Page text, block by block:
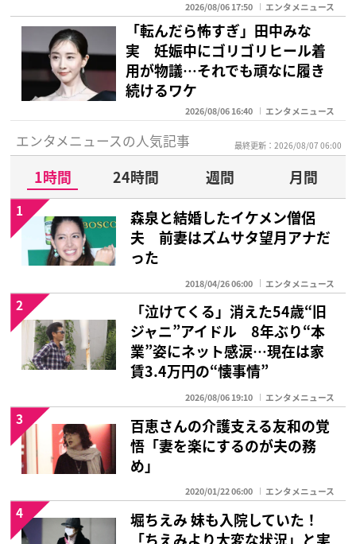
2026/08/06 17:50 エンタメニュース
「転んだら怖すぎ」田中みな
実 妊娠中にゴリゴリヒール着
用が物議…それでも頑なに履き
続けるワケ
2026/08/06 16:40 エンタメニュース
エンタメニュースの人気記事 最終更新：2026/08/07 06:00
1時間 24時間 週間
月間
森泉と結婚したイケメン僧侶
夫 前妻はズムサタ望月アナだ
った
2018/04/26 06:00 エンタメニュース
1
「泣けてくる」消えた54歳“旧
ジャニ”アイドル 8年ぶり“本
業”姿にネット感涙…現在は家
賃3.4万円の“懐事情”
2026/08/06 19:10 エンタメニュース
2
百恵さんの介護支える友和の覚
悟「妻を楽にするのが夫の務
め」
2020/01/22 06:00 エンタメニュース
3
堀ちえみ 妹も入院していた！
「ちえみより大変な状況」と実
4